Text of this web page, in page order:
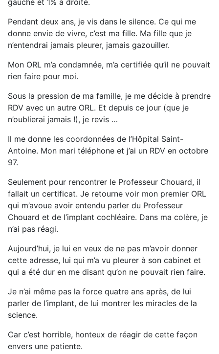
gauche et 1% à droite.
Pendant deux ans, je vis dans le silence. Ce qui me
donne envie de vivre, c’est ma fille. Ma fille que je
n’entendrai jamais pleurer, jamais gazouiller.
Mon ORL m’a condamnée, m’a certifiée qu’il ne pouvait
rien faire pour moi.
Sous la pression de ma famille, je me décide à prendre
RDV avec un autre ORL. Et depuis ce jour (que je
n’oublierai jamais !), je revis …
Il me donne les coordonnées de l’Hôpital Saint-
Antoine. Mon mari téléphone et j’ai un RDV en octobre
97.
Seulement pour rencontrer le Professeur Chouard, il
fallait un certificat. Je retourne voir mon premier ORL
qui m’avoue avoir entendu parler du Professeur
Chouard et de l’implant cochléaire. Dans ma colère, je
n’ai pas réagi.
Aujourd’hui, je lui en veux de ne pas m’avoir donner
cette adresse, lui qui m’a vu pleurer à son cabinet et
qui a été dur en me disant qu’on ne pouvait rien faire.
Je n’ai même pas la force quatre ans après, de lui
parler de l’implant, de lui montrer les miracles de la
science.
Car c’est horrible, honteux de réagir de cette façon
envers une patiente.